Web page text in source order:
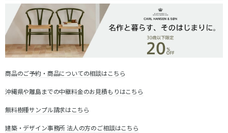
商品のご予約・商品についての相談はこちら
沖縄県や離島までの中継料金のお見積もりはこちら
無料樹種サンプル請求はこちら
建築・デザイン事務所 法人の方のご相談はこちら